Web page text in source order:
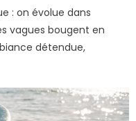
: on évolue dans
vagues bougent en
détendue,